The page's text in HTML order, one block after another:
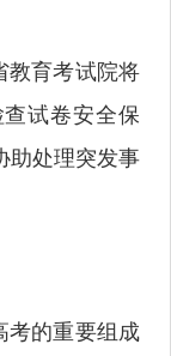
育考试院将
试卷安全保
助处理突发事
的重要组成